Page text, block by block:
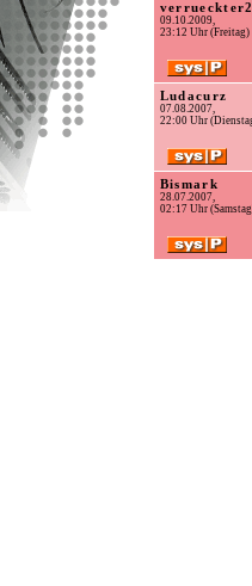
09.10.2009,
23:12 Uhr (Freitag)
Ludacurz
07.08.2007,
22:00 Uhr
Bismark
28.07.2007,
02:17 Uhr